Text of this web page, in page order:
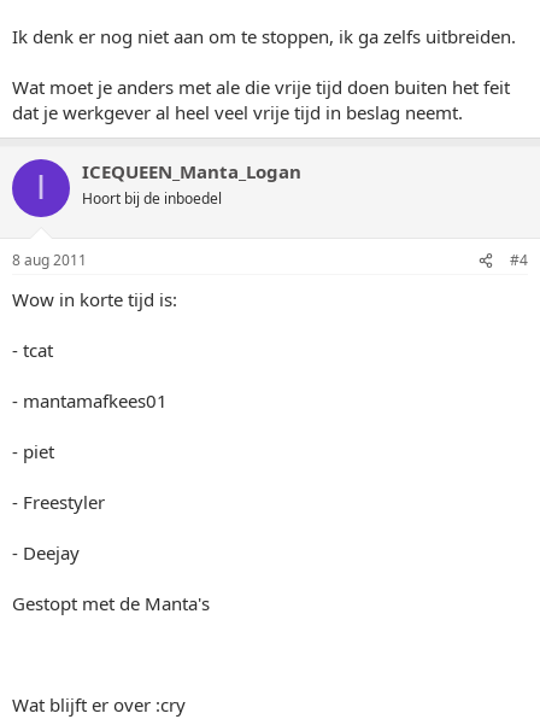
Ik denk er nog niet aan om te stoppen, ik ga zelfs uitbreiden.
Wat moet je anders met ale die vrije tijd doen buiten het feit
dat je werkgever al heel veel vrije tijd in beslag neemt.
I ICEQUEEN_Manta_Logan
Hoort bij de inboedel
8 aug 2011 #4
Wow in korte tijd is:
- tcat
- mantamafkees01
- piet
- Freestyler
- Deejay
Gestopt met de Manta's
Wat blijft er over :cry